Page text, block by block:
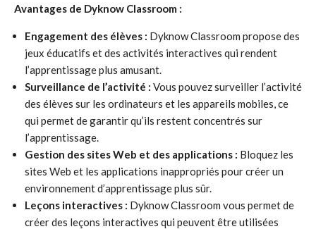
Avantages de Dyknow Classroom :
Engagement des élèves : Dyknow Classroom propose des
jeux éducatifs et des activités interactives qui rendent
l’apprentissage plus amusant.
Surveillance de l’activité : Vous pouvez surveiller l’activité
des élèves sur les ordinateurs et les appareils mobiles, ce
qui permet de garantir qu’ils restent concentrés sur
l’apprentissage.
Gestion des sites Web et des applications : Bloquez les
sites Web et les applications inappropriés pour créer un
environnement d’apprentissage plus sûr.
Leçons interactives : Dyknow Classroom vous permet de
créer des leçons interactives qui peuvent être utilisées